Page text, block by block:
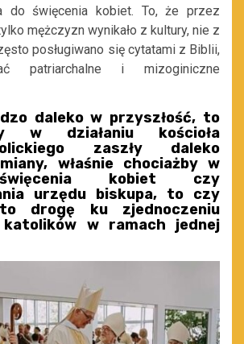
do święcenia kobiet. To, że przez
mężczyzn wynikało z kultury, nie z
posługiwano się cytatami z Biblii,
patriarchalne i mizoginiczne
daleko w przyszłość, to
w działaniu kościoła
zaszły daleko
właśnie chociażby w
kobiet czy
urzędu biskupa, to czy
drogę ku zjednoczeniu
w ramach jednej